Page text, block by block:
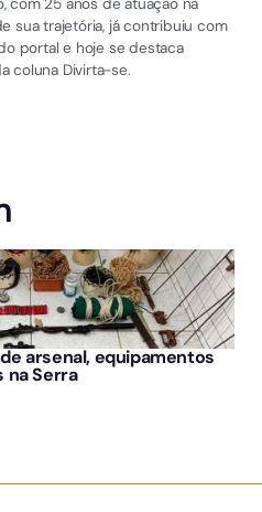
sua trajetória, já contribuiu com
portal e hoje se destaca
coluna Divirta-se.
arsenal, equipamentos
na Serra